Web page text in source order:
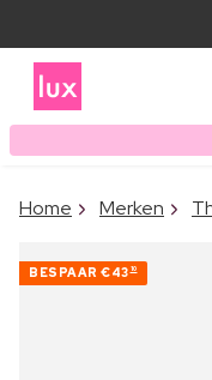
Home Merken
BESPAAR €43 10